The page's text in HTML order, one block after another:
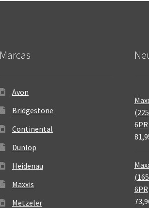
Marcas
Avon
Bridgestone
Continental
Dunlop
Heidenau
Maxxis
Metzeler
6PR
6PR